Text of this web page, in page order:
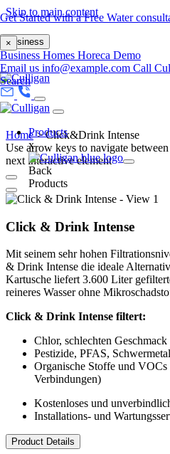
Skip to main content
Get Started with a Free Water
×
Business
Business Homes Horeca Demo
Email us info@example.com Call
Search
Products
x
Back
Products
Home>Click&Drink Intense
Use arrow keys to navigate
next interactive element
Click & Drink Intense
Mit seinem sehr hohen
& Drink Intense die ideale
Kartusche liefert 3.600 Liter
reineres Wasser ohne
Click & Drink Intense filtert:
Chlor, schlechten
Pestizide, PFAS,
Organische Stoffe und
Verbindungen)
Kostenloses und
Installations- und
Product Details